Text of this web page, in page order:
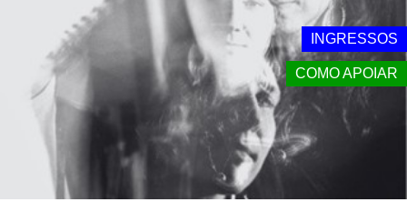
INGRESSOS
COMO APOIAR